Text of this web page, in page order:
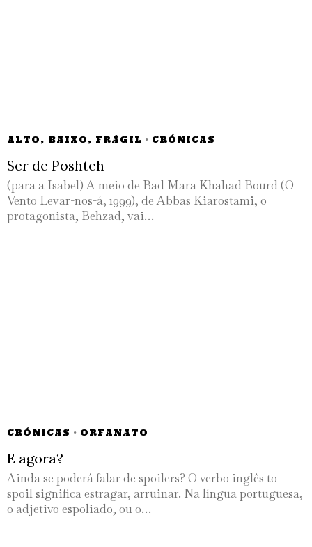
ALTO, BAIXO, FRÁGIL · CRÓNICAS
Ser de Poshteh
(para a Isabel) A meio de Bad Mara Khahad Bourd (O
Vento Levar-nos-á, 1999), de Abbas Kiarostami, o
protagonista, Behzad, vai…
CRÓNICAS · ORFANATO
E agora?
Ainda se poderá falar de spoilers? O verbo inglês to
spoil significa estragar, arruinar. Na língua portuguesa,
o adjetivo espoliado, ou o…